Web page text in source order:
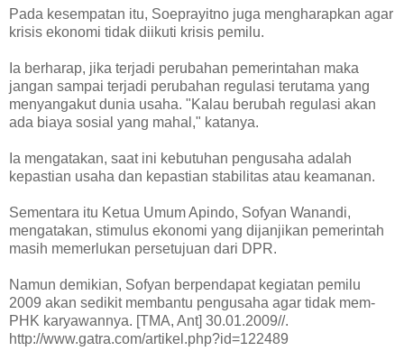
Pada kesempatan itu, Soeprayitno juga mengharapkan agar
krisis ekonomi tidak diikuti krisis pemilu.
Ia berharap, jika terjadi perubahan pemerintahan maka
jangan sampai terjadi perubahan regulasi terutama yang
menyangakut dunia usaha. "Kalau berubah regulasi akan
ada biaya sosial yang mahal," katanya.
Ia mengatakan, saat ini kebutuhan pengusaha adalah
kepastian usaha dan kepastian stabilitas atau keamanan.
Sementara itu Ketua Umum Apindo, Sofyan Wanandi,
mengatakan, stimulus ekonomi yang dijanjikan pemerintah
masih memerlukan persetujuan dari DPR.
Namun demikian, Sofyan berpendapat kegiatan pemilu
2009 akan sedikit membantu pengusaha agar tidak mem-
PHK karyawannya. [TMA, Ant] 30.01.2009//.
http://www.gatra.com/artikel.php?id=122489